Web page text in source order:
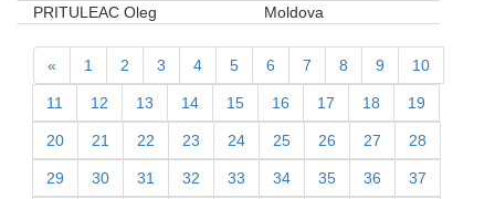
PRITULEAC Oleg
Moldova
« 1 2 3 4 5 6 7 8 9 10
11 12 13 14 15 16 17 18 19
20 21 22 23 24 25 26 27 28
29 30 31 32 33 34 35 36 37